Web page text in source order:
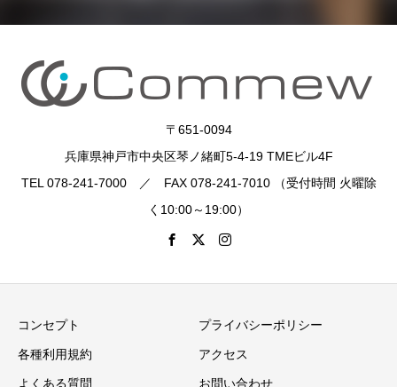
〒651-0094
兵庫県神戸市中央区琴ノ緒町5-4-19 TMEビル4F
TEL 078-241-7000 ／ FAX 078-241-7010 （受付時間 火曜除
く10:00～19:00）
コンセプト プライバシーポリシー
各種利用規約 アクセス
よくある質問 お問い合わせ